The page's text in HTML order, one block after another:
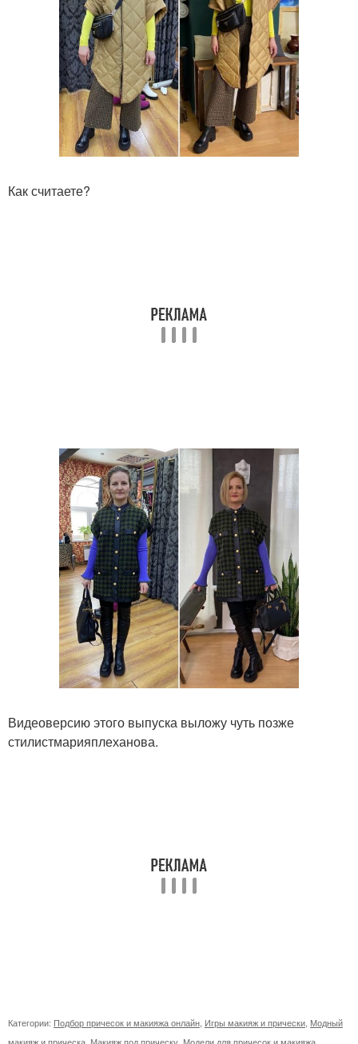
Как считаете?
Видеоверсию этого выпуска выложу чуть позже
стилистмарияплеханова.
Категории: Подбор причесок и макияжа онлайн Игры макияж и прически Модный